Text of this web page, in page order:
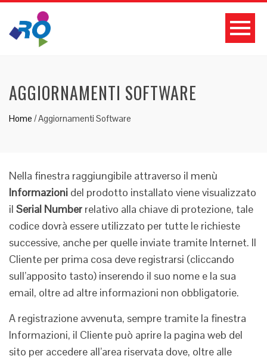
AGGIORNAMENTI SOFTWARE
Home /Aggiornamenti Software
Nella finestra raggiungibile attraverso il menù
Informazioni del prodotto installato viene visualizzato
il Serial Number relativo alla chiave di protezione, tale
codice dovrà essere utilizzato per tutte le richieste
successive, anche per quelle inviate tramite Internet. Il
Cliente per prima cosa deve registrarsi (cliccando
sull’apposito tasto) inserendo il suo nome e la sua
email, oltre ad altre informazioni non obbligatorie.
A registrazione avvenuta, sempre tramite la finestra
Informazioni, il Cliente può aprire la pagina web del
sito per accedere all’area riservata dove, oltre alle